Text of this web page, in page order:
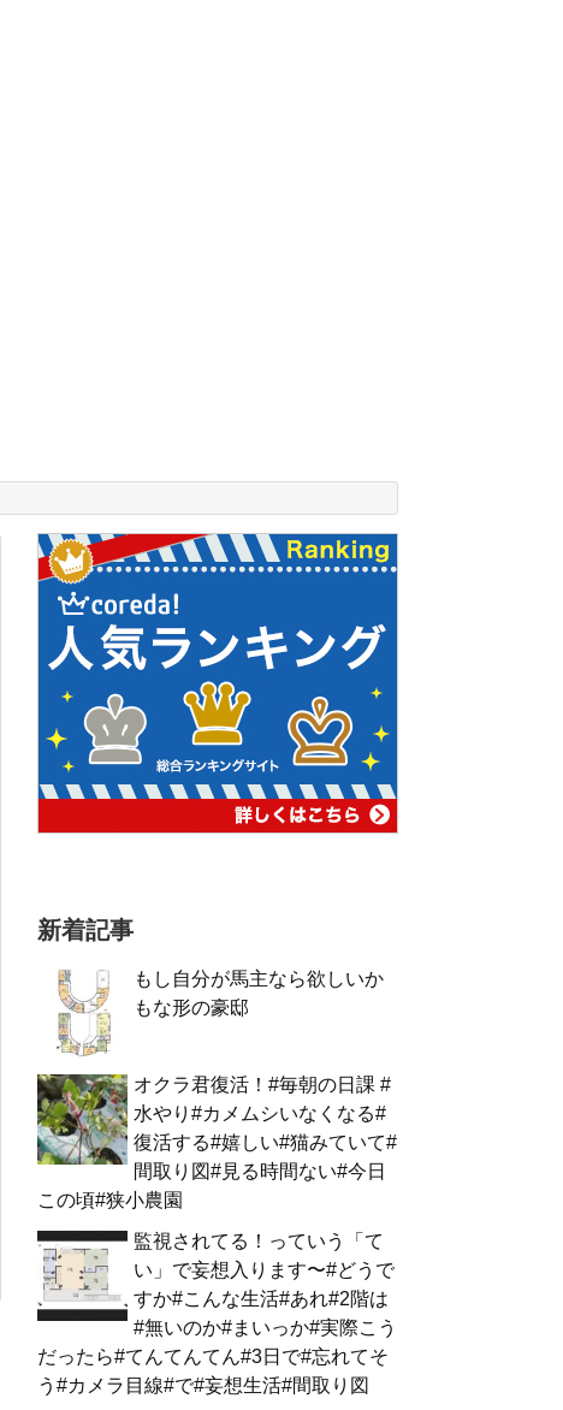
新着記事
もし自分が馬主なら欲しいか
もな形の豪邸
オクラ君復活！#毎朝の日課 #
水やり#カメムシいなくなる#
復活する#嬉しい#猫みていて#
間取り図#見る時間ない#今日
この頃#狭小農園
監視されてる！っていう「て
い」で妄想入ります〜#どうで
すか#こんな生活#あれ#2階は
#無いのか#まいっか#実際こう
だったら#てんてんてん#3日で#忘れてそ
う#カメラ目線#で#妄想生活#間取り図